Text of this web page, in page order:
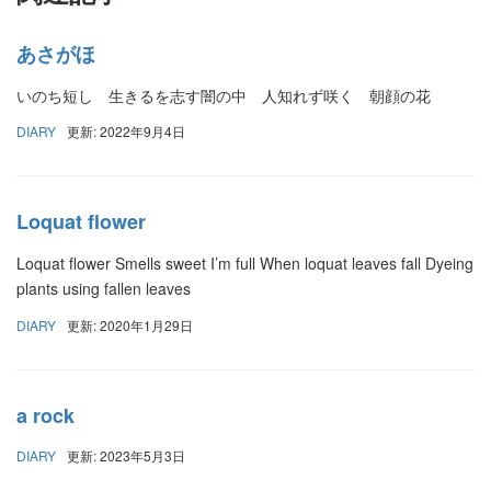
あさがほ
いのち短し 生きるを志す闇の中 人知れず咲く 朝顔の花
DIARY 更新: 2022年9月4日
Loquat flower
Loquat flower Smells sweet I’m full When loquat leaves fall Dyeing
plants using fallen leaves
DIARY 更新: 2020年1月29日
a rock
DIARY 更新: 2023年5月3日